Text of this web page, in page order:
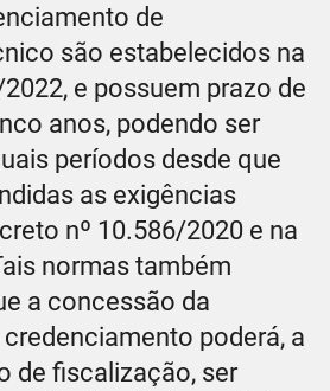
de
são estabelecidos na
e possuem prazo de
anos, podendo ser
períodos desde que
as exigências
nº 10.586/2020 e na
normas também
a concessão da
poderá, a
de fiscalização, ser